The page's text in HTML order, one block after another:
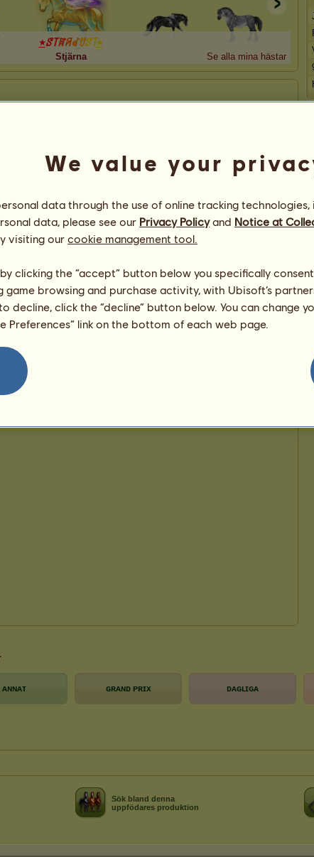
٭ꑄ꓄ꍏꋪꀸꀎꑄ꓄٭
Stjärna Se alla mina hästar
ᴀɴɴᴀᴛ ɢʀᴀɴᴅ ᴘʀɪx ᴅᴀɢʟɪɢᴀ
Sök bland denna
uppfödares produktion
We value your
data through the use of online tracking technologies,
data, please see our Privacy Policyand Notice at
visiting our cookie management tool.
clicking the “accept” button below you specifically
browsing and purchase activity, with Ubisoft’s
decline, click the “decline” button below. You can change
Preferences” link on the bottom of each web page.